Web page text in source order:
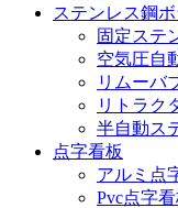
ステンレス鋼
固定ステ
空気圧自
リムーバ
リトラク
半自動ス
点字看板
アルミ点
Pvc点字看